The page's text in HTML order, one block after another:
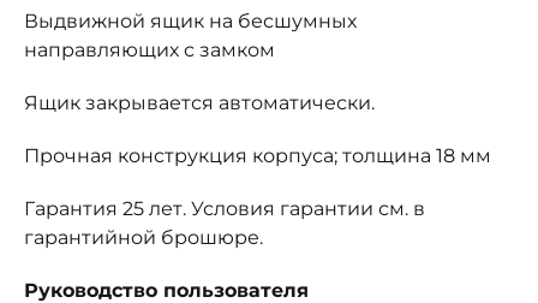
Выдвижной ящик на бесшумных
направляющих с замком
Ящик закрывается автоматически.
Прочная конструкция корпуса; толщина 18 мм
Гарантия 25 лет. Условия гарантии см. в
гарантийной брошюре.
Руководство пользователя